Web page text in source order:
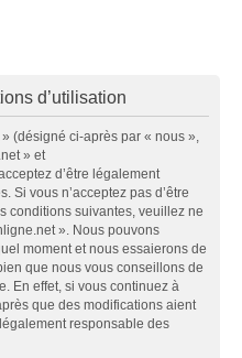
d’utilisation
(désigné ci-après par « nous »,
» et
d’être légalement
Si vous n’acceptez pas d’être
conditions suivantes, veuillez ne
». Nous pouvons
moment et nous essaierons de
que nous vous conseillons de
En effet, si vous continuez à
que des modifications aient
responsable des